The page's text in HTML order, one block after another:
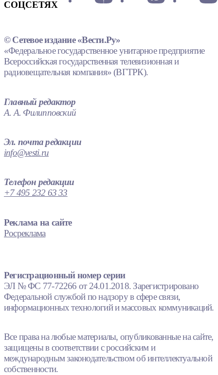
СОЦСЕТЯХ
© Сетевое издание «Вести.Ру»
«Федеральное государственное унитарное предприятие
Всероссийская государственная телевизионная и
радиовещательная компания» (ВГТРК).
Главный редактор
А. А. Филипповский
Эл. почта редакции
info@vesti.ru
Телефон редакции
+7 495 232 63 33
Реклама на сайте
Росреклама
Регистрационный номер серии
ЭЛ № ФС 77-72266 от 24.01.2018. Зарегистрировано
Федеральной службой по надзору в сфере связи,
информационных технологий и массовых коммуникаций.
Все права на любые материалы, опубликованные на сайте,
защищены в соответствии с российским и
международным законодательством об интеллектуальной
собственности.